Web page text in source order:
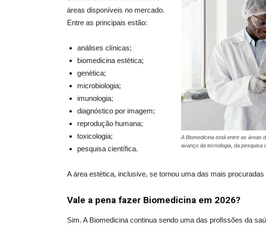
A Biomedicina está entre as áreas
avanço da tecnologia, da pesquisa
áreas disponíveis no mercado.
Entre as principais estão:
análises clínicas;
biomedicina estética;
genética;
microbiologia;
imunologia;
diagnóstico por imagem;
reprodução humana;
toxicologia;
pesquisa científica.
A área estética, inclusive, se tornou uma das mais
Vale a pena fazer Biomedicina em 2026?
Sim. A Biomedicina continua sendo uma das profissões da